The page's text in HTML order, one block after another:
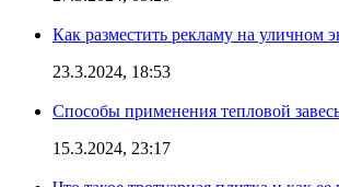
Как разместить рекламу на уличном
23.3.2024, 18:53
Способы применения тепловой
15.3.2024, 23:17